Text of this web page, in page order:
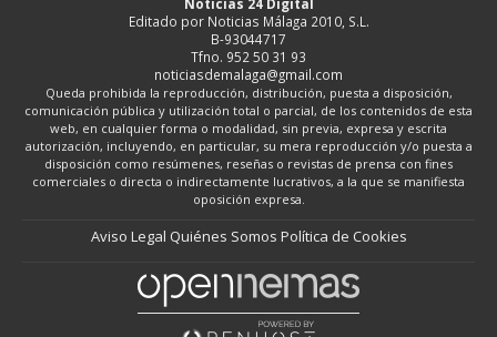
Editado por Noticias Málaga 2010, S.L.
B-93044717
Tfno. 952 50 31 93
noticiasdemalaga@gmail.com
Queda prohibida la reproducción, distribución, puesta a disposición,
comunicación pública y utilización total o parcial, de los contenidos de esta
web, en cualquier forma o modalidad, sin previa, expresa y escrita
autorización, incluyendo, en particular, su mera reproducción y/o puesta a
disposición como resúmenes, reseñas o revistas de prensa con fines
comerciales o directa o indirectamente lucrativos, a la que se manifiesta
oposición expresa.
Aviso Legal Quiénes Somos Política de Cookies